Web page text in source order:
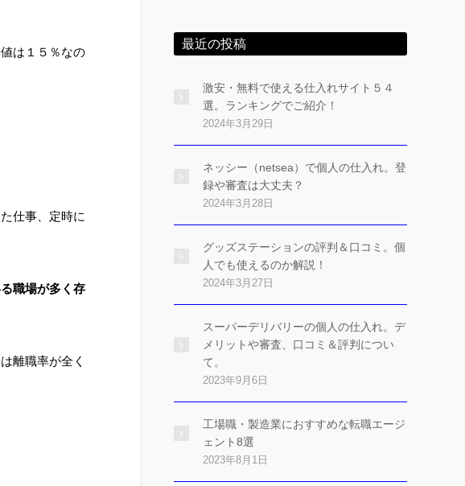
は１５％なの
仕事、定時に
職場が多く存
離職率が全く
最近の投稿
激安・無料で使える仕入れサイト５４
選。ランキングでご紹介！
2024年3月29日
ネッシー（netsea）で個人の仕入れ。登
録や審査は大丈夫？
2024年3月28日
グッズステーションの評判＆口コミ。個
人でも使えるのか解説！
2024年3月27日
スーパーデリバリーの個人の仕入れ。デ
メリットや審査、口コミ＆評判につい
て。
2023年9月6日
工場職・製造業におすすめな転職エージ
ェント8選
2023年8月1日